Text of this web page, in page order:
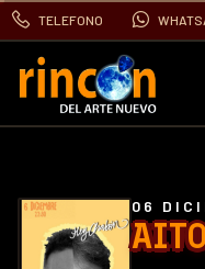
TELEFONO
06